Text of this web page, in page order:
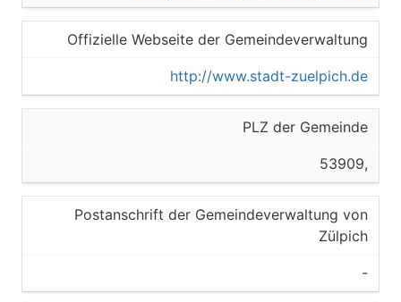
Offizielle Webseite der Gemeindeverwaltung
http://www.stadt-zuelpich.de
PLZ der Gemeinde
53909,
Postanschrift der Gemeindeverwaltung von
Zülpich
-